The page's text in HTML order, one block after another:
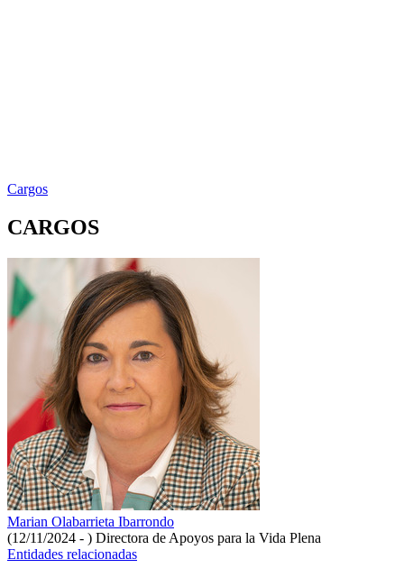
Cargos
CARGOS
Marian Olabarrieta Ibarrondo
(12/11/2024 - ) Directora de Apoyos para la Vida Plena
Entidades relacionadas